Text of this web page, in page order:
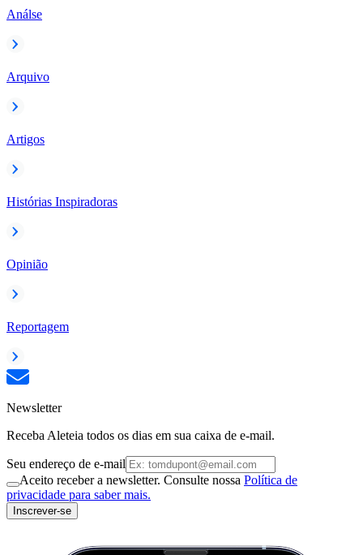
Análse
Arquivo
Artigos
Histórias Inspiradoras
Opinião
Reportagem
Newsletter
Receba Aleteia todos os dias em sua caixa de e-mail.
Seu endereço de e-mail
Aceito receber a newsletter. Consulte nossa Política de
privacidade para saber mais.
Inscrever-se